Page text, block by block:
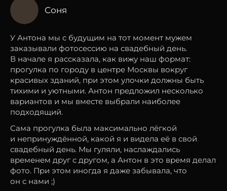
Соня
У Антона мы с будущим на тот момент мужем
заказывали фотосессию на свадебный день.
В начале я рассказала, как вижу наш формат:
прогулка по городу в центре Москвы вокруг
красивых зданий, при этом улочки должны быть
тихими и уютными. Антон предложил несколько
вариантов и мы вместе выбрали наиболее
подходящий.
Сама прогулка была максимально лёгкой
и непринуждённой, какой я и видела её в свой
свадебный день. Мы гуляли, наслаждались
временем друг с другом, а Антон в это время делал
фото. При этом иногда я даже забывала, что
он с нами ;)